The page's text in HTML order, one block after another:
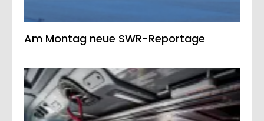
Am Montag neue SWR-Reportage